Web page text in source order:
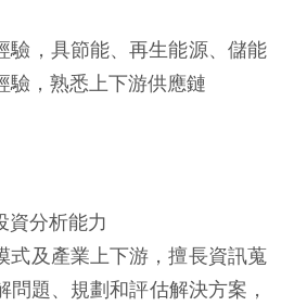
，具節能、再生能源、儲能
驗，熟悉上下游供應鏈
分析能力
及產業上下游，擅長資訊蒐
題、規劃和評估解決方案，